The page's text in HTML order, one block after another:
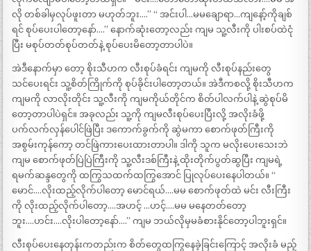
လို တစ်ခါမှလုပ်ဖူးတာ မဟုတ်ဘူး….” “ အင်းပါ…မမချောရာ…ကျနော့်ကိုချစ်
ရင် စုပ်ပေးပါတော့နော်….” နောက်ဆုံးတော့လည်း ကျမ သူ့လီးကို ပါးစပ်ထဲငုံ
ပြီး မစုပ်တတ်စုပ်တတ်နဲ့ စုပ်ပေးမိတော့တာပါပဲ။
အဲဒီနောက်မှာ တော့ စိုးသီဟက လီးစုပ်ခံရင်း ကျမကို လီးစုပ်နည်းတွေ
သင်ပေးရင်း သူ့စိတ်ကြိုက်ကို စုပ်ခိုင်းပါတော့တယ်။ အဲဒီကစလို့ စိုးသီဟက
ကျမကို လာလိုးတိုင်း သူ့လီးကို ကျမကိုယ်တိုင်က စိတ်ပါလက်ပါနဲ့ ဆွဲစုပ်မိ
တော့တာပါပဲရှင်။ အခုလည်း သူ့ကို ကျမလီးစုပ်ပေးပြီးလို့ အလိုးခံဖို့
ပက်လက်လှန်ပေါင်ဖြဲပြီး ဒကောက်ခွက်ကို ဆွဲမကာ စောက်ဖုတ်ကြီးကို
အစွမ်းကုန်ကော့ တင်ဖြဲကားပေးထားတာပါ။ ဒါကို သူက မလိုးပေးသေးဘဲ
ကျမ စောက်ဖုတ်ပြဲပြဲကြီးကို သူ့လီးဒစ်ကြီးနဲ့ ထိုးတိုက်ပွတ်ဆွပြီး ကျမရဲ့
ရမက်ဆန္ဒတွေကို ထကြွသထက်ထကြွအောင် ပြုလုပ်ပေးနေပါတယ်။ “
မောင်….လိုးထည့်လိုက်ပါတော့ မောင်ရယ်….မမ စောက်ဖုတ်ထဲ မင်း လီးကြီး
ကို လိုးထည့်လိုက်ပါတော့….အဟင့် …ဟင့်….မမ မနေတတ်တော့
ဘူး….ဟင်း….လိုးပါတော့နော်….” ကျမ ဘယ်လိုမှမခံစားနိုင်တော့ပါဘူးရှင်။
လီးစုပ်ပေးနေတုန်းကတည်းက စိတ်တွေထကြွနေခဲ့ခြင်းကြောင့် အလိုးခံ မည့်